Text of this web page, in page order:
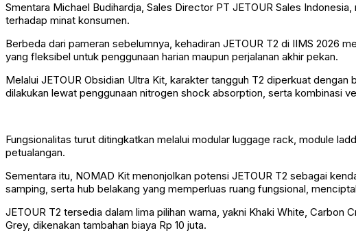
Smentara Michael Budihardja, Sales Director PT JETOUR Sales
terhadap minat konsumen.
Berbeda dari pameran sebelumnya, kehadiran JETOUR T2 di IIMS 2026
yang fleksibel untuk penggunaan harian maupun perjalanan akhir pekan.
Melalui JETOUR Obsidian Ultra Kit, karakter tangguh T2 diperkuat
dilakukan lewat penggunaan nitrogen shock absorption, serta kombinasi
Fungsionalitas turut ditingkatkan melalui modular luggage rack, module
petualangan.
Sementara itu, NOMAD Kit menonjolkan potensi JETOUR T2 sebagai
samping, serta hub belakang yang memperluas ruang fungsional,
JETOUR T2 tersedia dalam lima pilihan warna, yakni Khaki White,
Grey, dikenakan tambahan biaya Rp 10 juta.